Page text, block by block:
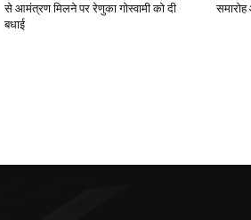
से आमंत्रण मिलने पर रेणुका गोस्वामी को दी
बधाई